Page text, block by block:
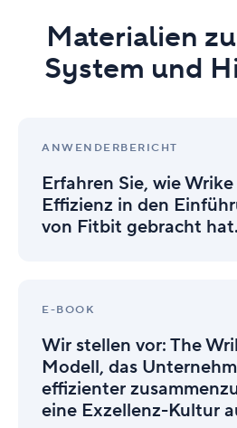
Materialien
System und
ANWENDERBERICHT
Erfahren Sie, wie
Effizienz in den
von Fitbit gebracht hat.
Sie,
Wrike
unersetzliche
Effizienz
Fitbit
hat.
E-BOOK
Wir stellen vor: The
Modell, das
effizienter
eine Exzellenz-Kultur
stellen
The
Wrike
Way,
Modell,